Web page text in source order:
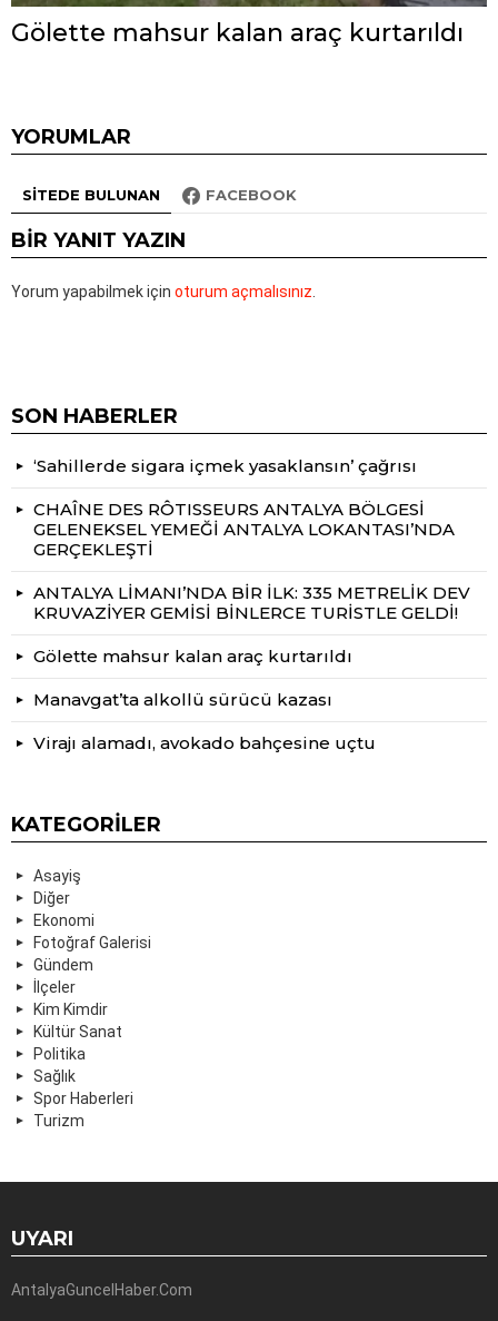
Gölette mahsur kalan araç kurtarıldı
YORUMLAR
SITEDE BULUNAN FACEBOOK
BIR YANIT YAZIN
Yorum yapabilmek için oturum açmalısınız
SON HABERLER
‘Sahillerde sigara içmek yasaklansın’ çağrısı
CHAÎNE DES RÔTISSEURS ANTALYA BÖLGESİ
GELENEKSEL YEMEĞİ ANTALYA LOKANTASI’NDA
GERÇEKLEŞTİ
ANTALYA LİMANI’NDA BİR İLK: 335 METRELİK DEV
KRUVAZİYER GEMİSİ BİNLERCE TURİSTLE GELDİ!
Gölette mahsur kalan araç kurtarıldı
Manavgat’ta alkollü sürücü kazası
Virajı alamadı, avokado bahçesine uçtu
KATEGORILER
Asayiş
Diğer
Ekonomi
Fotoğraf Galerisi
Gündem
İlçeler
Kim Kimdir
Kültür Sanat
Politika
Sağlık
Spor Haberleri
Turizm
UYARI
AntalyaGuncelHaber.Com